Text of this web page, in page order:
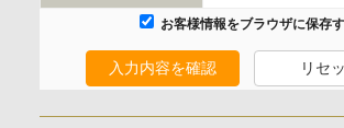
委託の有無
お客様情報をブラウザに保存
入力内容を確認 リセ